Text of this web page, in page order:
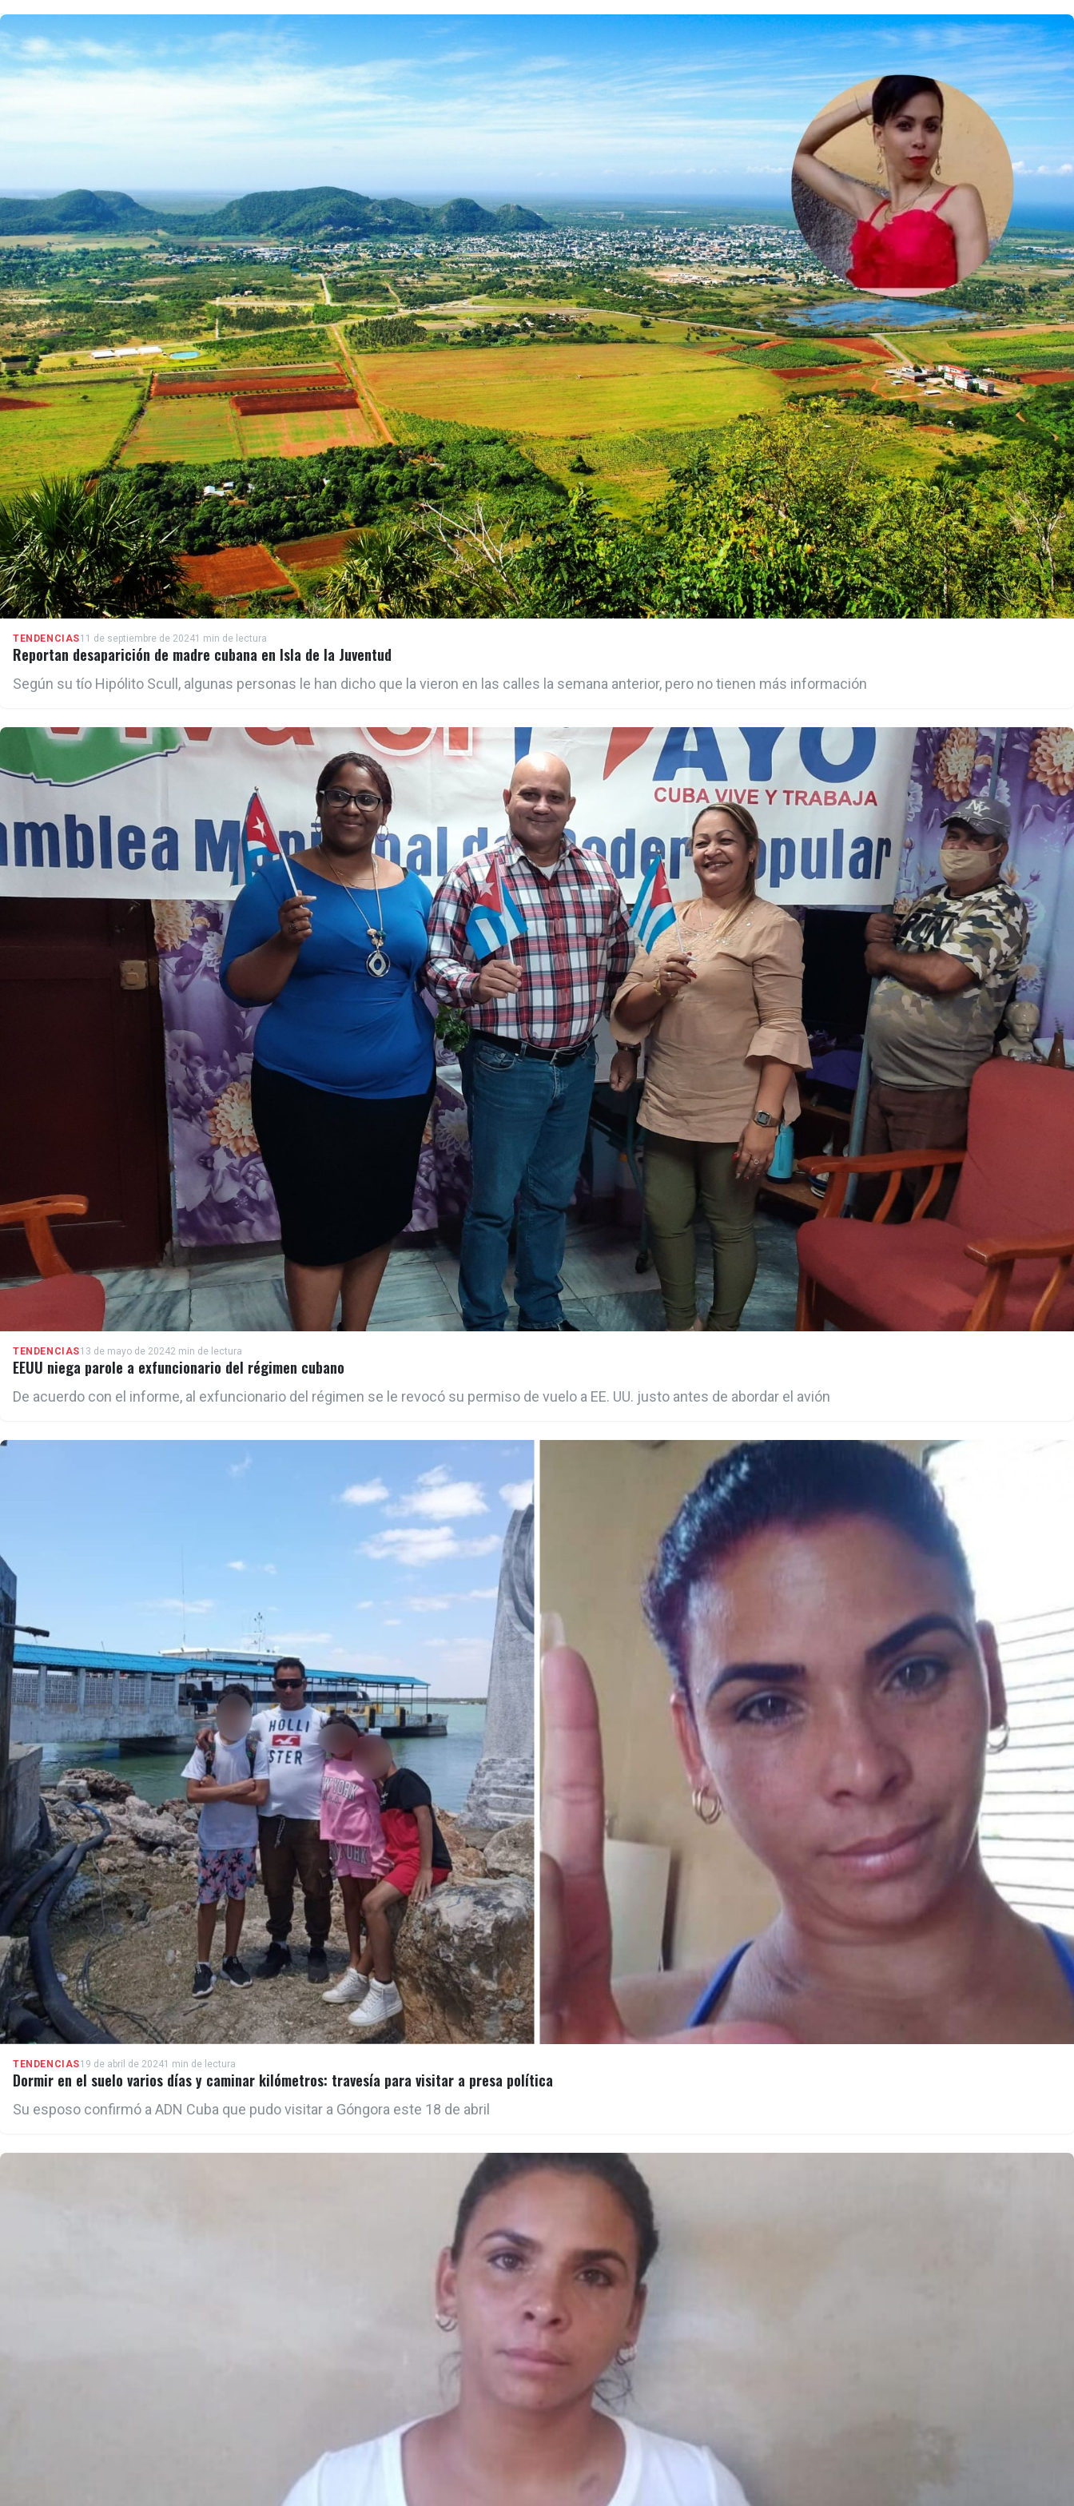
TENDENCIAS11 de septiembre de 20241 min de lectura
Reportan desaparición de madre cubana en Isla de la Juventud
Según su tío Hipólito Scull, algunas personas le han dicho que la vieron en las calles la semana anterior, pero no tienen más información
TENDENCIAS13 de mayo de 20242 min de lectura
EEUU niega parole a exfuncionario del régimen cubano
De acuerdo con el informe, al exfuncionario del régimen se le revocó su permiso de vuelo a EE. UU. justo antes de abordar el avión
TENDENCIAS19 de abril de 20241 min de lectura
Dormir en el suelo varios días y caminar kilómetros: travesía para visitar a presa política
Su esposo confirmó a ADN Cuba que pudo visitar a Góngora este 18 de abril